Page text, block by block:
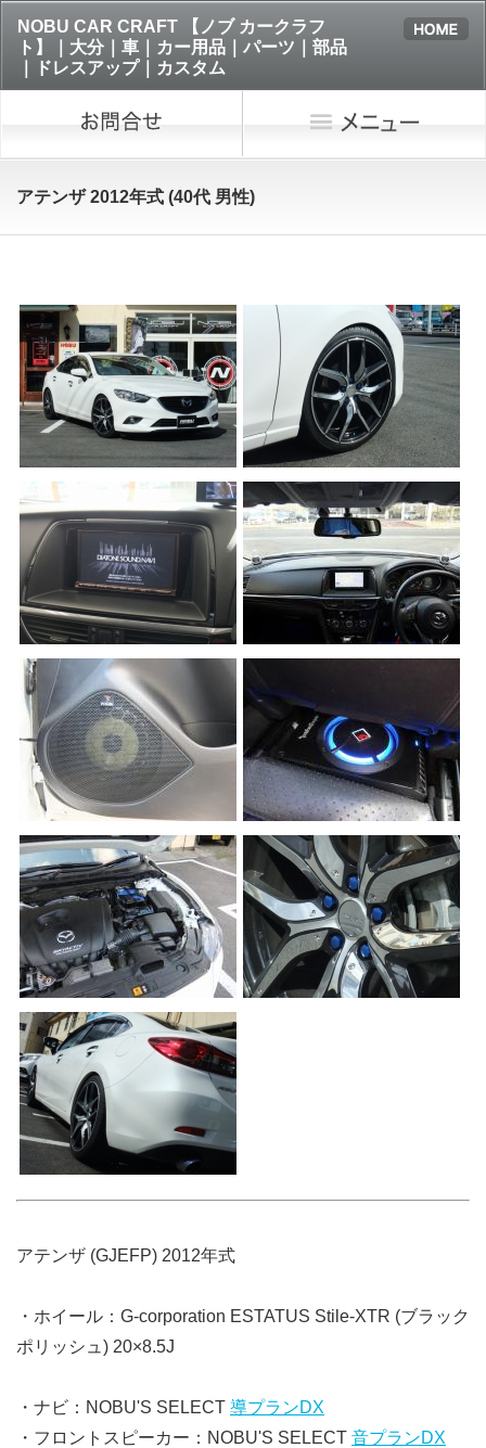
NOBU CAR CRAFT 【ノブ カークラフ
ト】｜大分｜車｜カー用品｜パーツ｜部品
｜ドレスアップ｜カスタム
アテンザ 2012年式 (40代 男性)
アテンザ (GJEFP) 2012年式
・ホイール：G-corporation ESTATUS Stile-XTR (ブラック
ポリッシュ) 20×8.5J
・ナビ：NOBU'S SELECT 導プランDX
・フロントスピーカー：NOBU'S SELECT 音プランDX